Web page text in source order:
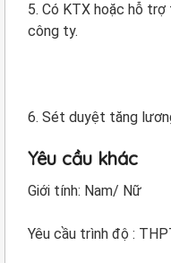
5. Có KTX hoặc hỗ trợ
công ty.
6. Sét duyệt tăng
Yêu cầu khác
Giới tính: Nam/ Nữ
Yêu cầu trình độ :